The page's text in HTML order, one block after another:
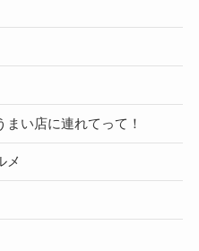
い店に連れてって！
メ